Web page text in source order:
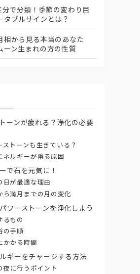
で分類！季節の変わり目
タブルサインとは？
相から見る本当のあなた
ーン生まれの方の性質
ーンが疲れる？浄化の必要
ストーンも生きている？
ネルギーが陰る原因
で石を元気に！
日が最適な理由
ら満月までの月の変化
ワーストーンを浄化しよう
るもの
の手順
かかる時間
ギーをチャージする方法
夜に行うポイント